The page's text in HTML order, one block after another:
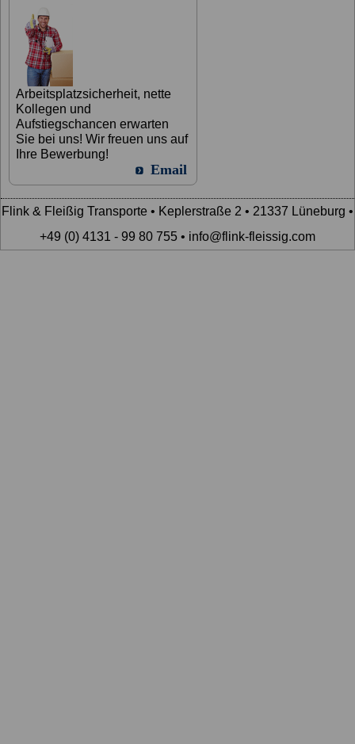
Arbeitsplatzsicherheit, nette
Kollegen und
Aufstiegschancen erwarten
Sie bei uns! Wir freuen uns auf
Ihre Bewerbung!
Email
Flink & Fleißig Transporte • Keplerstraße 2 • 21337 Lüneburg •
+49 (0) 4131 - 99 80 755 • info@flink-fleissig.com